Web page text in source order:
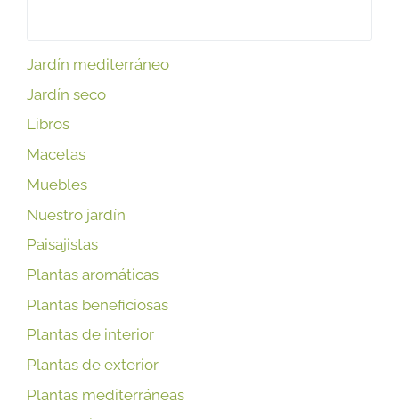
Jardín mediterráneo
Jardín seco
Libros
Macetas
Muebles
Nuestro jardín
Paisajistas
Plantas aromáticas
Plantas beneficiosas
Plantas de interior
Plantas de exterior
Plantas mediterráneas